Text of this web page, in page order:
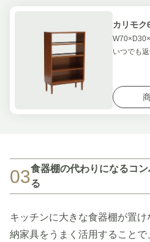
カリモク
いつでも
03食器棚の代わりになるコ
る
キッチンに大きな食器棚が置
納家具をうまく活用すること